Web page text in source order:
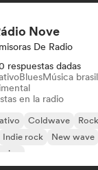
Nove
De Radio
respuestas dadas
BluesMúsica
en la radio
Coldwave
Indie rock New wave